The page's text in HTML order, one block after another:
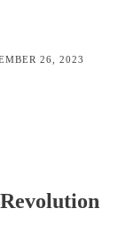
26, 2023